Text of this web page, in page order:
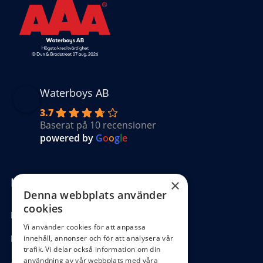
Waterboys AB
3.7
Baserat på 10 recensioner
powered by Google
Kundinformation
Köpvillkor
Hantering GDPR
×
Denna webbplats använder
cookies
Vi använder cookies för att anpassa
innehåll, annonser och för att analysera vår
trafik. Vi delar också information om din
användning av vår webbplats med våra